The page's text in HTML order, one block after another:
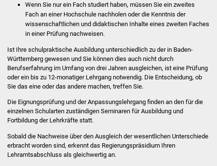
Formulare
Bürgerinfos
Bildung
Schulen
Volkshochschule
Wenn Sie nur ein Fach studiert haben, müssen Sie ein zweites
Fach an einer Hochschule nachholen oder die Kenntnis der
wissenschaftlichen und didaktischen Inhalte eines zweiten Faches
in einer Prüfung nachweisen.
Ist Ihre schulpraktische Ausbildung unterschiedlich zu der in Baden-
Württemberg gewesen und Sie können dies auch nicht durch
Berufserfahrung im Umfang von drei Jahren ausgleichen, ist eine Prüfung
oder ein bis zu 12-monatiger Lehrgang notwendig. Die Entscheidung, ob
Sie das eine oder das andere machen, treffen Sie.
Die Eignungsprüfung und der Anpassungslehrgang finden an den für die
einzelnen Schularten zuständigen Seminaren für Ausbildung und
Fortbildung der Lehrkräfte statt.
Sobald die Nachweise über den Ausgleich der wesentlichen Unterschiede
erbracht worden sind, erkennt das Regierungspräsidium Ihren
Lehramtsabschluss als gleichwertig an.